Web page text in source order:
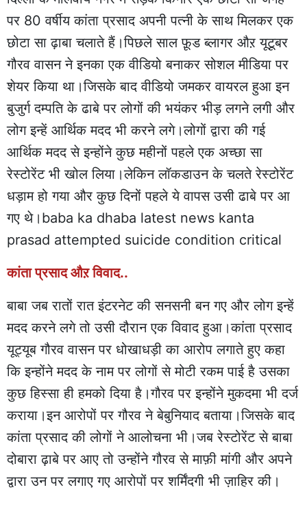
पर 80 वर्षीय कांता प्रसाद अपनी पत्नी के साथ मिलकर एक
छोटा सा ढ़ाबा चलाते हैं।पिछले साल फ़ूड ब्लागर औऱ यूटूबर
गौरव वासन ने इनका एक वीडियो बनाकर सोशल मीडिया पर
शेयर किया था।जिसके बाद वीडियो जमकर वायरल हुआ इन
बुजुर्ग दम्पति के ढाबे पर लोगों की भयंकर भीड़ लगने लगी और
लोग इन्हें आर्थिक मदद भी करने लगे।लोगों द्वारा की गई
आर्थिक मदद से इन्होंने कुछ महीनों पहले एक अच्छा सा
रेस्टोरेंट भी खोल लिया।लेकिन लॉकडाउन के चलते रेस्टोरेंट
धड़ाम हो गया और कुछ दिनों पहले ये वापस उसी ढाबे पर आ
गए थे।baba ka dhaba latest news kanta
prasad attempted suicide condition critical
कांता प्रसाद औऱ विवाद..
बाबा जब रातों रात इंटरनेट की सनसनी बन गए और लोग इन्हें
मदद करने लगे तो उसी दौरान एक विवाद हुआ।कांता प्रसाद
यूट्यूब गौरव वासन पर धोखाधड़ी का आरोप लगाते हुए कहा
कि इन्होंने मदद के नाम पर लोगों से मोटी रकम पाई है उसका
कुछ हिस्सा ही हमको दिया है।गौरव पर इन्होंने मुकदमा भी दर्ज
कराया।इन आरोपों पर गौरव ने बेबुनियाद बताया।जिसके बाद
कांता प्रसाद की लोगों ने आलोचना भी।जब रेस्टोरेंट से बाबा
दोबारा ढ़ाबे पर आए तो उन्होंने गौरव से माफ़ी मांगी और अपने
द्वारा उन पर लगाए गए आरोपों पर शर्मिंदगी भी ज़ाहिर की।